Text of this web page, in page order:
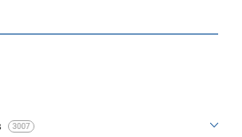
3007